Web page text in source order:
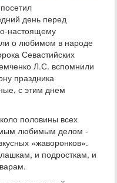
день перед
настоящему
о любимом в народе
Севастийских
Л.С. вспомнили
праздника
с этим днем
половины всех
любимым делом -
«жаворонков».
и подросткам, и